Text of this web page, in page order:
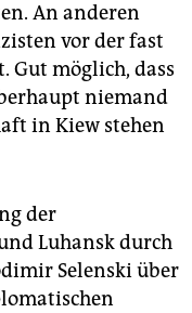
An anderen
vor der fast
Gut möglich, dass
niemand
in Kiew stehen
der
Luhansk durch
Selenski über